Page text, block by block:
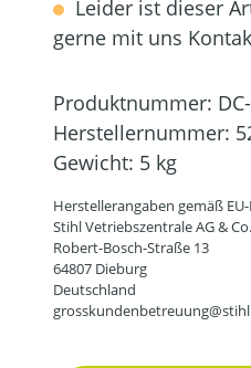
Leider ist dieser
gerne mit uns
Produktnummer:
Herstellernummer:
Gewicht: 5 kg
Herstellerangaben gemäß
Stihl Vetriebszentrale AG &
Robert-Bosch-Straße 13
64807 Dieburg
Deutschland